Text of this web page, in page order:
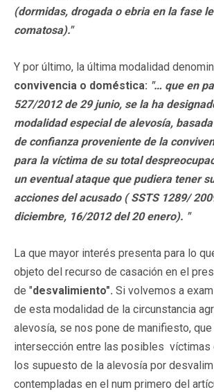
(dormidas, drogada o ebria en la fase
comatosa)."
Y por último, la última modalidad
convivencia o doméstica: "… que en
527/2012 de 29 junio, se la ha
modalidad especial de alevosía,
de confianza proveniente de la
para la víctima de su total
un eventual ataque que pudiera tener
acciones del acusado ( SSTS 1289/
diciembre, 16/2012 del 20 enero). "
La que mayor interés presenta para lo
objeto del recurso de casación en el
de "desvalimiento". Si volvemos a
de esta modalidad de la circunstancia
alevosía, se nos pone de manifiesto, que
intersección entre las posibles víctimas
los supuesto de la alevosía por
contempladas en el num primero del